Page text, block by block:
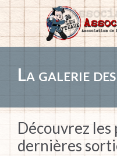
La galerie
Découvrez les
dernières